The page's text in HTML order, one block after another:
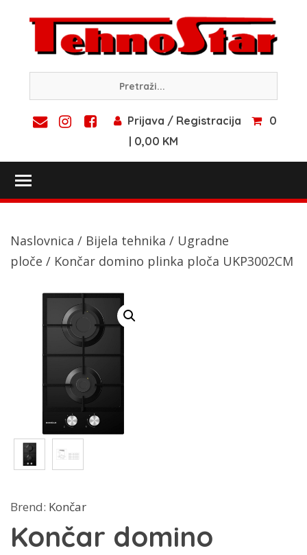
content
Prijava / Registracija
0
| 0,00 KM
Naslovnica / Bijela tehnika / Ugradne
ploče / Končar domino plinka ploča UKP3002CM
Brend: Končar
Končar domino